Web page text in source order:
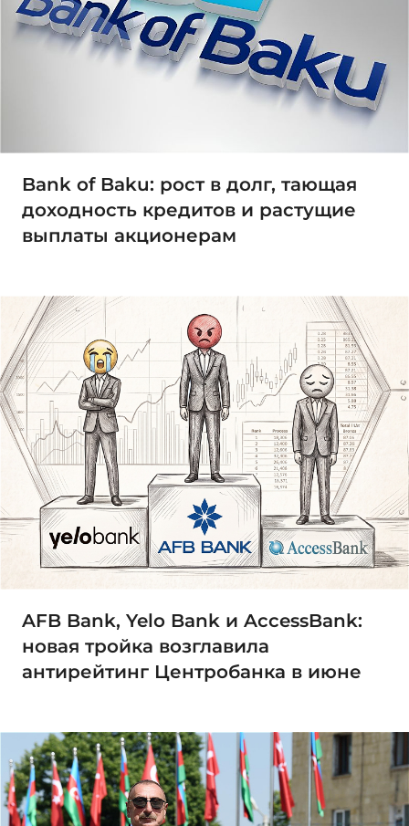
Bank of Baku: рост в долг, тающая
доходность кредитов и растущие
выплаты акционерам
AFB Bank, Yelo Bank и AccessBank:
новая тройка возглавила
антирейтинг Центробанка в июне